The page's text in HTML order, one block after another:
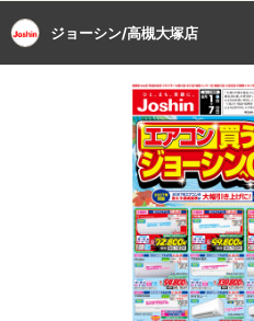
ジョーシン/高槻大塚店